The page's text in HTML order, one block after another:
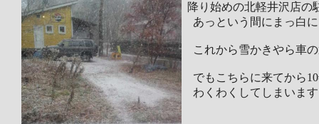
降り始めの北軽井沢店の
あっという間にまっ白
これから雪かきやら車
でもこちらに来てから
わくわくしてしまいま